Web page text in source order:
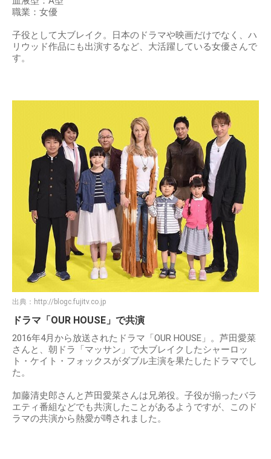
職業：女優
子役として大ブレイク。日本のドラマや映画だけでなく、ハ
リウッド作品にも出演するなど、大活躍している女優さんで
す。
出典： http://blogc.fujitv.co.jp
ドラマ「OUR HOUSE」で共演
2016年4月から放送されたドラマ「OUR HOUSE」。芦田愛菜
さんと、朝ドラ「マッサン」で大ブレイクしたシャーロッ
ト・ケイト・フォックスがダブル主演を果たしたドラマでし
た。
加藤清史郎さんと芦田愛菜さんは兄弟役。子役が揃ったバラ
エティ番組などでも共演したことがあるようですが、このド
ラマの共演から熱愛が噂されました。